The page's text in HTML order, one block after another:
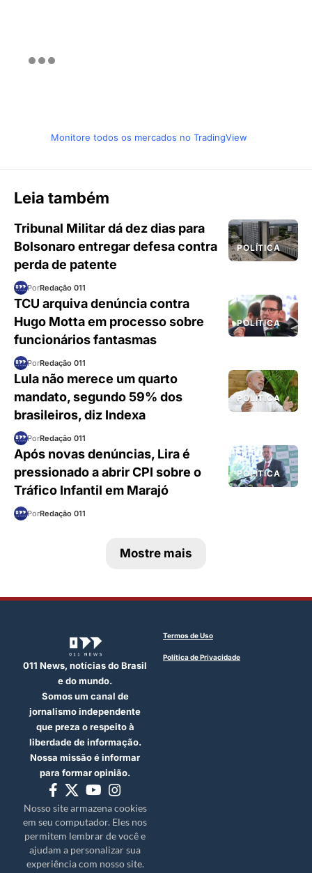
Monitore todos os mercados no TradingView
Leia também
POLÍTICA
Tribunal Militar dá dez dias para
Bolsonaro entregar defesa contra
perda de patente
PorRedação 011
POLÍTICA
TCU arquiva denúncia contra
Hugo Motta em processo sobre
funcionários fantasmas
PorRedação 011
POLÍTICA
Lula não merece um quarto
mandato, segundo 59% dos
brasileiros, diz Indexa
PorRedação 011
POLÍTICA
Após novas denúncias, Lira é
pressionado a abrir CPI sobre o
Tráfico Infantil em Marajó
PorRedação 011
Mostre mais
011 News, notícias do Brasil
e do mundo.
Somos um canal de
jornalismo independente
que preza o respeito à
liberdade de informação.
Nossa missão é informar
para formar opinião.
Nosso site armazena cookies
em seu computador. Eles nos
permitem lembrar de você e
ajudam a personalizar sua
experiência com nosso site.
Termos de Uso
Política de Privacidade